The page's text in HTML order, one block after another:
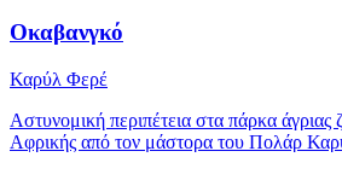
Οκαβανγκό
Καρύλ Φερέ
Αστυνομική περιπέτεια στα πάρκα άγριας
Αφρικής από τον μάστορα του Πολάρ